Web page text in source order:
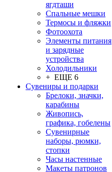
ягдташи
Спальные мешки
Термосы и фляжки
Фотоохота
Элементы питания
и зарядные
устройства
Холодильники
+ ЕЩЕ 6
Сувениры и подарки
Брелоки, значки,
карабины
Живопись,
графика, гобелены
Сувенирные
наборы, рюмки,
стопки
Часы настенные
Макеты патронов